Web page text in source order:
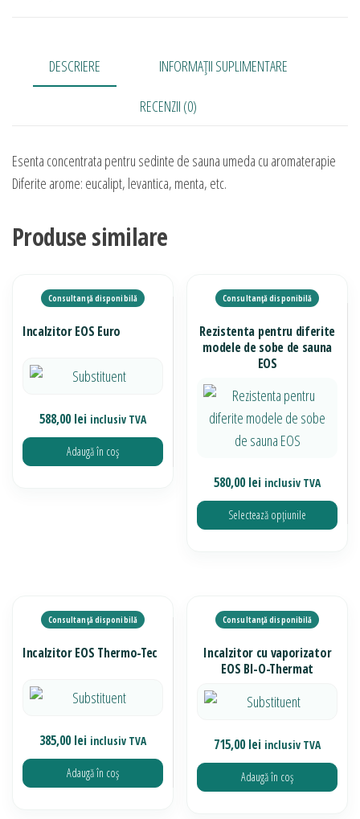
DESCRIERE INFORMAȚII SUPLIMENTARE
RECENZII (0)
Esenta concentrata pentru sedinte de sauna umeda cu aromaterapie
Diferite arome: eucalipt, levantica, menta, etc.
Produse similare
Incalzitor EOS Euro
588,00lei inclusiv TVA
Adaugă în coș
Rezistenta pentru diferite
modele de sobe de sauna
EOS
580,00lei inclusiv TVA
Selectează opțiunile
mai
variații.
pot
alese
în
Incalzitor EOS Thermo-Tec
385,00lei inclusiv TVA
Adaugă în coș
Incalzitor cu vaporizator
EOS BI-O-Thermat
715,00lei inclusiv TVA
Adaugă în coș